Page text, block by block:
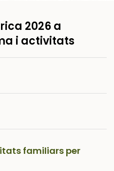
2026 a
i activitats
familiars per